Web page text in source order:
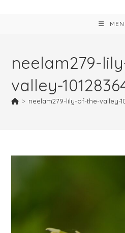
neelam279-
valley-
> neelam279-lily-of-the-valley-